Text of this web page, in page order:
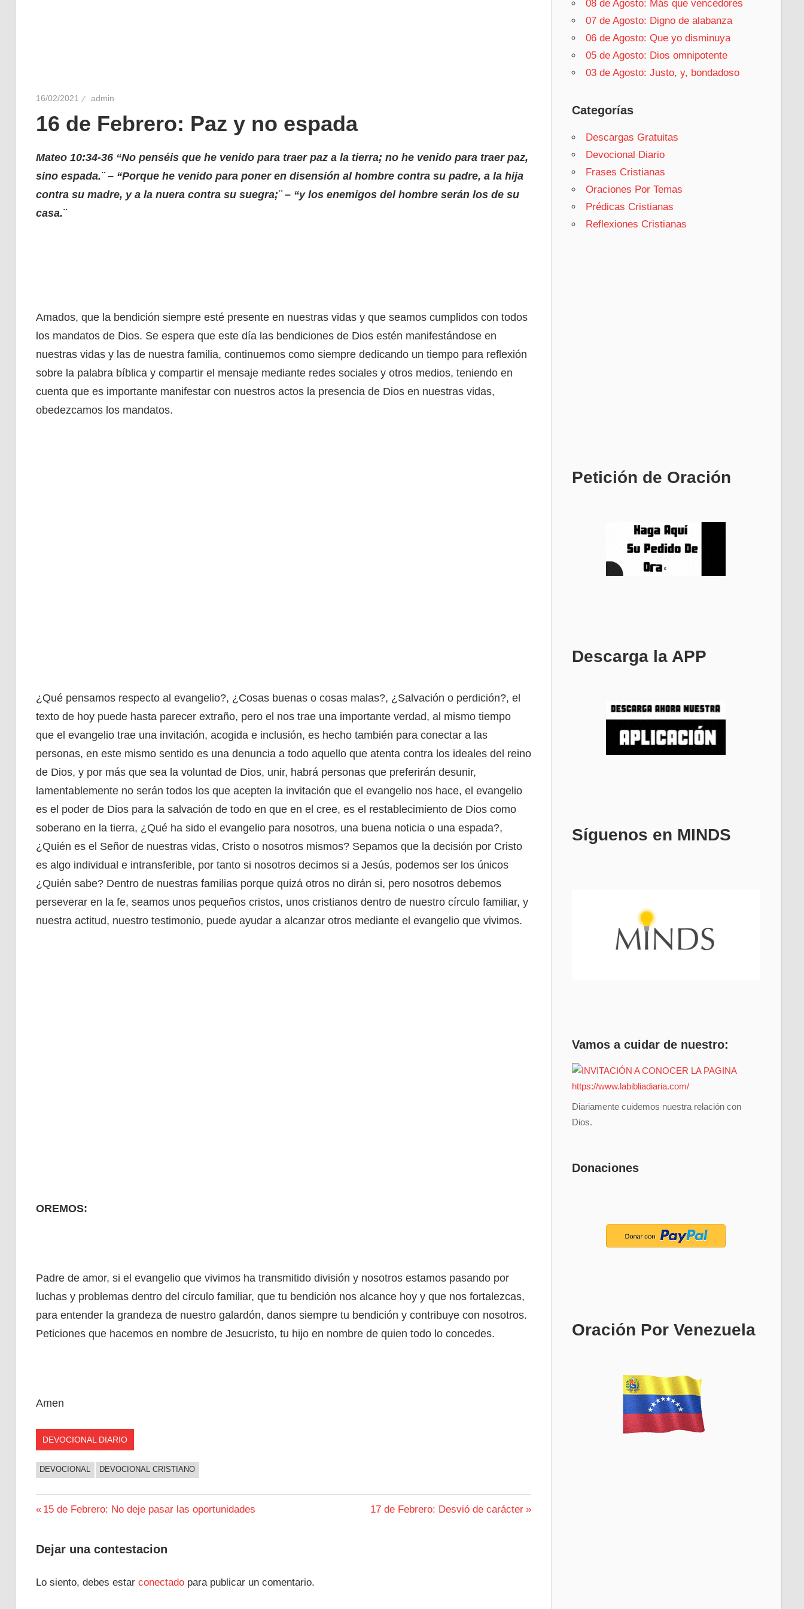
16/02/2021 admin
16 de Febrero: Paz y no espada
Mateo 10:34-36 “No penséis que he venido para traer paz a la tierra; no he venido para traer paz,
sino espada.¨ – “Porque he venido para poner en disensión al hombre contra su padre, a la hija
contra su madre, y a la nuera contra su suegra;¨ – “y los enemigos del hombre serán los de su
casa.¨
Amados, que la bendición siempre esté presente en nuestras vidas y que seamos cumplidos con todos
los mandatos de Dios. Se espera que este día las bendiciones de Dios estén manifestándose en
nuestras vidas y las de nuestra familia, continuemos como siempre dedicando un tiempo para reflexión
sobre la palabra bíblica y compartir el mensaje mediante redes sociales y otros medios, teniendo en
cuenta que es importante manifestar con nuestros actos la presencia de Dios en nuestras vidas,
obedezcamos los mandatos.
¿Qué pensamos respecto al evangelio?, ¿Cosas buenas o cosas malas?, ¿Salvación o perdición?, el
texto de hoy puede hasta parecer extraño, pero el nos trae una importante verdad, al mismo tiempo
que el evangelio trae una invitación, acogida e inclusión, es hecho también para conectar a las
personas, en este mismo sentido es una denuncia a todo aquello que atenta contra los ideales del reino
de Dios, y por más que sea la voluntad de Dios, unir, habrá personas que preferirán desunir,
lamentablemente no serán todos los que acepten la invitación que el evangelio nos hace, el evangelio
es el poder de Dios para la salvación de todo en que en el cree, es el restablecimiento de Dios como
soberano en la tierra, ¿Qué ha sido el evangelio para nosotros, una buena noticia o una espada?,
¿Quién es el Señor de nuestras vidas, Cristo o nosotros mismos? Sepamos que la decisión por Cristo
es algo individual e intransferible, por tanto si nosotros decimos si a Jesús, podemos ser los únicos
¿Quién sabe? Dentro de nuestras familias porque quizá otros no dirán si, pero nosotros debemos
perseverar en la fe, seamos unos pequeños cristos, unos cristianos dentro de nuestro círculo familiar, y
nuestra actitud, nuestro testimonio, puede ayudar a alcanzar otros mediante el evangelio que vivimos.
OREMOS:
Padre de amor, si el evangelio que vivimos ha transmitido división y nosotros estamos pasando por
luchas y problemas dentro del círculo familiar, que tu bendición nos alcance hoy y que nos fortalezcas,
para entender la grandeza de nuestro galardón, danos siempre tu bendición y contribuye con nosotros.
Peticiones que hacemos en nombre de Jesucristo, tu hijo en nombre de quien todo lo concedes.
Amen
DEVOCIONAL DIARIO
DEVOCIONAL DEVOCIONAL CRISTIANO
Navegación
entradas
Entrada
15 de Febrero: No deje pasar las oportunidades
Siguiente
17 de Febrero: Desvió de carácter
Dejar una contestacion
Lo siento, debes estar conectadopara publicar un comentario.
08 de Agosto: Más que vencedores
07 de Agosto: Digno de alabanza
06 de Agosto: Que yo disminuya
05 de Agosto: Dios omnipotente
03 de Agosto: Justo, y, bondadoso
Categorías
Descargas Gratuitas
Devocional Diario
Frases Cristianas
Oraciones Por Temas
Prédicas Cristianas
Reflexiones Cristianas
Petición de Oración
Descarga la APP
Síguenos en MINDS
Vamos a cuidar de nuestro:
Diariamente cuidemos nuestra relación con
Dios.
Donaciones
Oración Por Venezuela